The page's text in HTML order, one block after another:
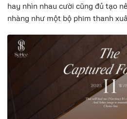
hay nhìn nhau cười cũng đủ tạo
nhàng như một bộ phim thanh